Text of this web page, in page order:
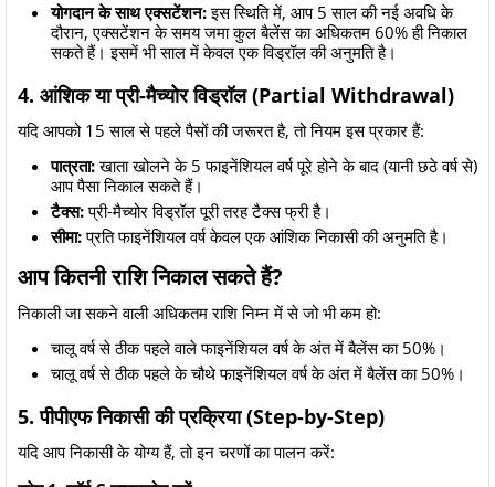
योगदान के साथ एक्सटेंशन:इस स्थिति में, आप 5 साल की नई अवधि के
दौरान, एक्सटेंशन के समय जमा कुल बैलेंस का अधिकतम 60% ही निकाल
सकते हैं। इसमें भी साल में केवल एक विड्रॉल की अनुमति है।
4. आंशिक या प्री-मैच्योर विड्रॉल (Partial Withdrawal)
यदि आपको 15 साल से पहले पैसों की जरूरत है, तो नियम इस प्रकार हैं:
पात्रता:खाता खोलने के 5 फाइनेंशियल वर्ष पूरे होने के बाद (यानी छठे वर्ष से)
आप पैसा निकाल सकते हैं।
टैक्स:प्री-मैच्योर विड्रॉल पूरी तरह टैक्स फ्री है।
सीमा:प्रति फाइनेंशियल वर्ष केवल एक आंशिक निकासी की अनुमति है।
आप कितनी राशि निकाल सकते हैं?
निकाली जा सकने वाली अधिकतम राशि निम्न में से जो भी कम हो:
चालू वर्ष से ठीक पहले वाले फाइनेंशियल वर्ष के अंत में बैलेंस का 50%।
चालू वर्ष से ठीक पहले के चौथे फाइनेंशियल वर्ष के अंत में बैलेंस का 50%।
5. पीपीएफ निकासी की प्रक्रिया (Step-by-Step)
यदि आप निकासी के योग्य हैं, तो इन चरणों का पालन करें: